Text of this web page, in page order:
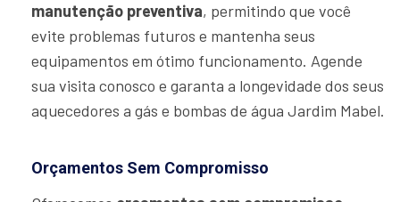
manutenção preventiva, permitindo que você
evite problemas futuros e mantenha seus
equipamentos em ótimo funcionamento. Agende
sua visita conosco e garanta a longevidade dos seus
aquecedores a gás e bombas de água Jardim Mabel.
Orçamentos Sem Compromisso